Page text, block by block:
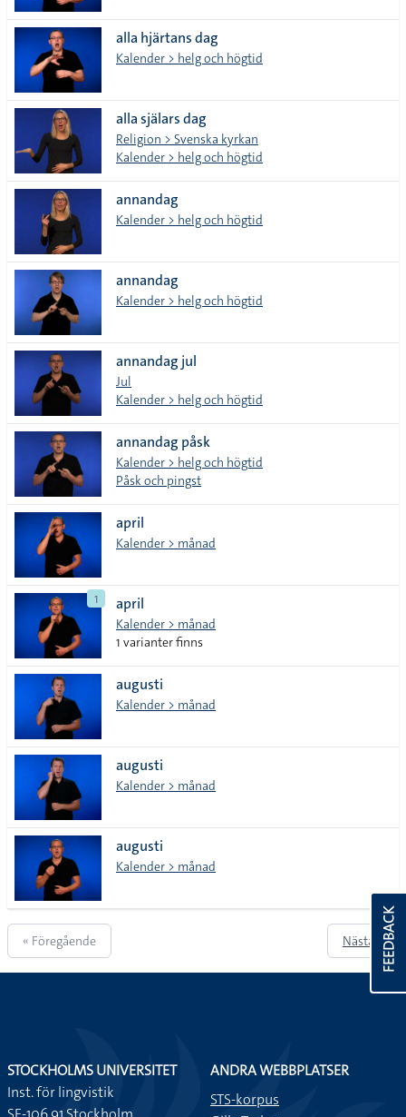
alla hjärtans dag
Kalender > helg och högtid
alla själars dag
Religion > Svenska kyrkan
Kalender > helg och högtid
annandag
Kalender > helg och högtid
annandag
Kalender > helg och högtid
annandag jul
Jul
Kalender > helg och högtid
annandag påsk
Kalender > helg och högtid
Påsk och pingst
april
Kalender > månad
1 april
Kalender > månad
1 varianter finns
augusti
Kalender > månad
augusti
Kalender > månad
augusti
Kalender > månad
« Föregående Nästa » FEEDBACK
STOCKHOLMS UNIVERSITET
Inst. för lingvistik
ANDRA WEBBPLATSER
STS-korpus